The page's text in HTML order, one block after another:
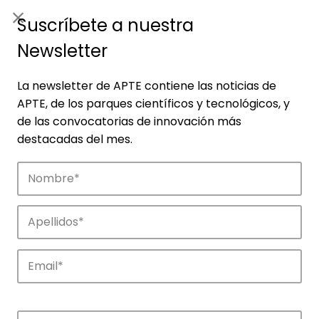
Empresas
Descubre las empresas que impulsan la
innovación en los parques de APTE.
Suscríbete a nuestra
Newsletter
La newsletter de APTE contiene las noticias de
APTE, de los parques científicos y tecnológicos, y
de las convocatorias de innovación más
destacadas del mes.